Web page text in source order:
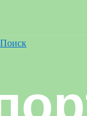
Поиск